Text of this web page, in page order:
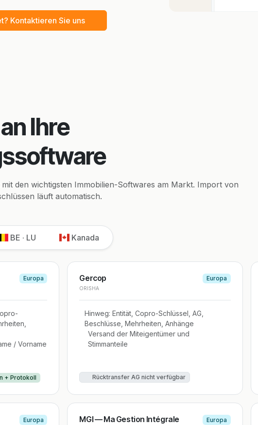
Kontaktieren Sie uns
Ihre
den wichtigsten Immobilien-Softwares am Markt. Import von
läuft automatisch.
BE · LU Kanada
Europa
/ Vorname
+ Protokoll
Gercop
ORISHA
Europa
Hinweg: Entität, Copro-Schlüssel, AG,
Beschlüsse, Mehrheiten, Anhänge
Versand der Miteigentümer und
Stimmanteile
Rücktransfer AG nicht verfügbar
Europa MGI — Ma Gestion Intégrale Europa